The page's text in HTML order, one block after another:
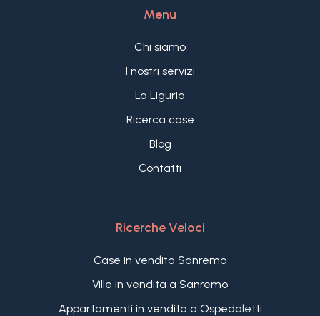
di Nizza dista solo 40 minuti.
Menu
Chi siamo
I nostri servizi
La Liguria
Ricerca case
Blog
Contatti
Ricerche Veloci
Case in vendita Sanremo
Ville in vendita a Sanremo
Appartamenti in vendita a Ospedaletti